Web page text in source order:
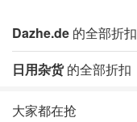
Dazhe.de 的全部折扣
日用杂货的全部折扣
大家都在抢